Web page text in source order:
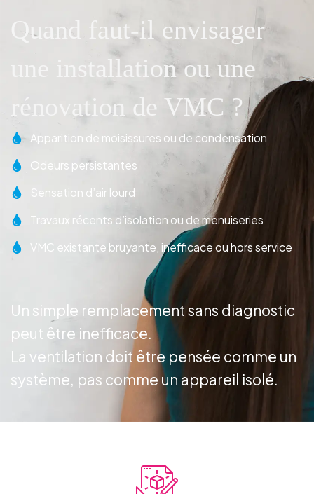
Quand faut-il envisager
une installation ou une
rénovation de VMC ?
Apparition de moisissures ou de condensation
Odeurs persistantes
Sensation d’air lourd
Travaux récents d’isolation ou de menuiseries
VMC existante bruyante, inefficace ou hors service
Un simple remplacement sans diagnostic
peut être inefficace.
La ventilation doit être pensée comme un
système, pas comme un appareil isolé.